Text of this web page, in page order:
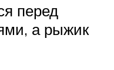
перед
а рыжик